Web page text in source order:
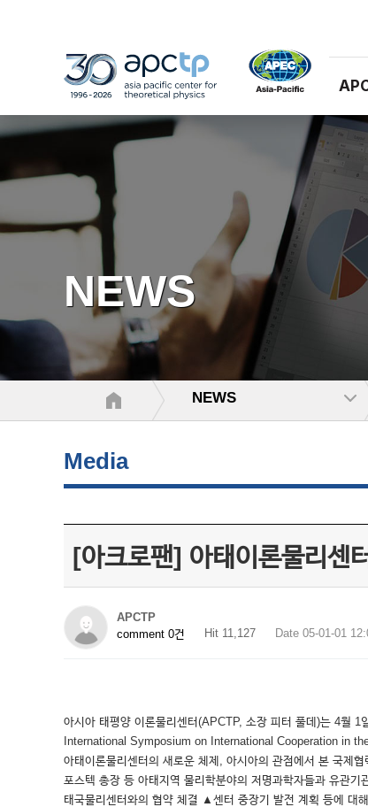
NEWS
NEWS
Media
[아크로팬] 아태이론물리센
APCTP
comment 0건
Hit 11,127 Date 05-01-01
아시아 태평양 이론물리센터(APCTP, 소장 피터 풀데)는 4월
International Symposium on International Cooperation in
아태이론물리센터의 새로운 체제, 아시아의 관점에서 본 국제
포스텍 총장 등 아태지역 물리학분야의 저명과학자들과 유관
태국물리센터와의 협약 체결 ▲센터 중장기 발전 계획 등에